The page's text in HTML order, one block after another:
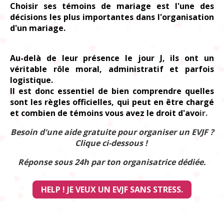
Choisir ses témoins de mariage est l'une des
décisions les plus importantes dans l'organisation
d'un mariage.
Au-delà de leur présence le jour J, ils ont un
véritable rôle moral, administratif et parfois
logistique.
Il est donc essentiel de bien comprendre quelles
sont les règles officielles, qui peut en être chargé
et combien de témoins vous avez le droit d'avoir.
Besoin d'une aide gratuite pour organiser un EVJF ?
Clique ci-dessous !
Réponse sous 24h par ton organisatrice dédiée.
HELP ! JE VEUX UN EVJF SANS STRESS.